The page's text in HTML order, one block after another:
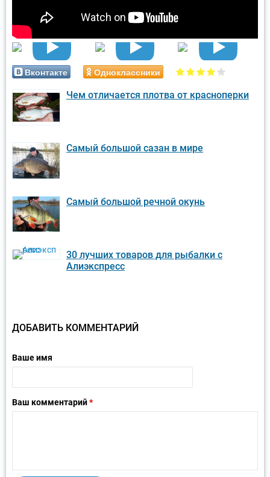
Вконтакте Одноклассники
Чем отличается плотва от красноперки
Самый большой сазан в мире
Самый большой речной окунь
30 лучших товаров для рыбалки с
Алиэкспресс
ДОБАВИТЬ КОММЕНТАРИЙ
Ваше имя
Ваш комментарий*